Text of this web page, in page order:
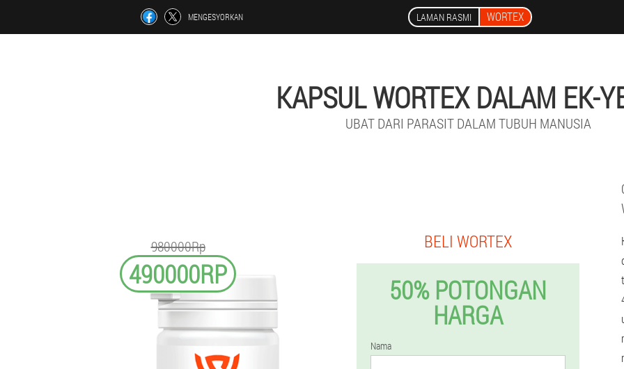
MENGESYORKAN LAMAN RASMI WORTEX
KAPSUL WORTEX DALAM EK-
UBAT DARI PARASIT DALAM TUBUH MANUSIA
980000Rp
490000RP
BELI WORTEX
50% POTONGAN
HARGA
Nama